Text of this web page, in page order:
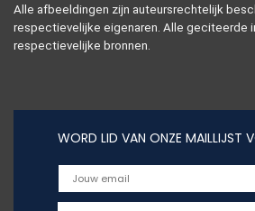
Alle afbeeldingen zijn auteursrechtelijk
respectievelijke eigenaren. Alle geciteerde
respectievelijke bronnen.
WORD LID VAN ONZE MAILLIJST